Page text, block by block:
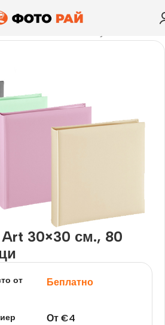
на снимки
30×30 см., 80
от
Беплатно
От€4